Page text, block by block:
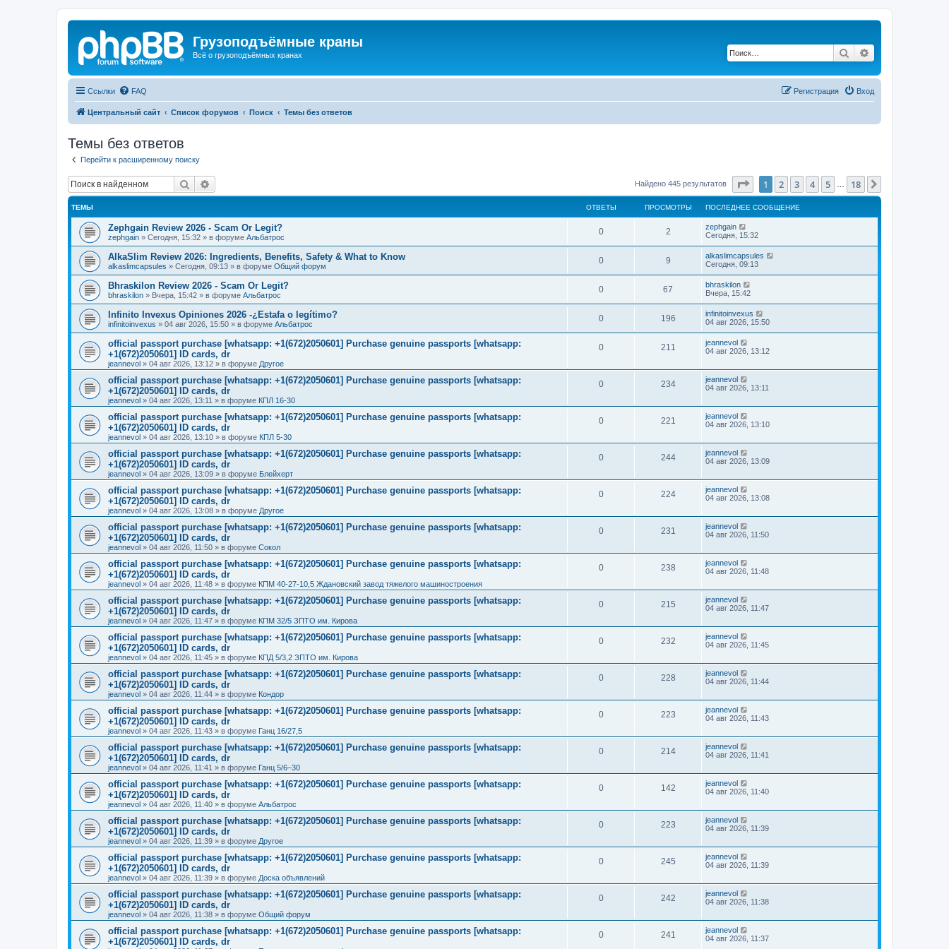
Грузоподъёмные краны
Всё о грузоподъёмных кранах Поиск
Ссылки FAQ Вход
Регистрация
Центральный сайт Список форумов Поиск Темы без ответов
Темы без ответов
Перейти к расширенному поиску
Поиск Найдено 445 результатов Страница1 из 18
1 2 3 4 5 18
ТЕМЫ ОТВЕТЫ ПРОСМОТРЫ ПОСЛЕДНЕЕ СООБЩЕНИЕ
Zephgain Review 2026 - Scam Or Legit?
zephgain » Сегодня, 15:32 » в форуме Альбатрос
0 2
zephgain
Сегодня, 15:32
AlkaSlim Review 2026: Ingredients, Benefits, Safety & What to Know
alkaslimcapsules » Сегодня, 09:13 » в форуме Общий форум
0 9
alkaslimcapsules
Сегодня, 09:13
Bhraskilon Review 2026 - Scam Or Legit?
bhraskilon » Вчера, 15:42 » в форуме Альбатрос
0 67
bhraskilon
Вчера, 15:42
Infinito Invexus Opiniones 2026 -¿Estafa o legítimo?
infinitoinvexus » 04 авг 2026, 15:50 » в форуме Альбатрос
0 196
infinitoinvexus
04 авг 2026, 15:50
official passport purchase [whatsapp: +1(672)2050601] Purchase genuine passports [whatsapp:
+1(672)2050601] ID cards, dr
jeannevol » 04 авг 2026, 13:12 » в форуме Другое
0 211
jeannevol
04 авг 2026, 13:12
official passport purchase [whatsapp: +1(672)2050601] Purchase genuine passports [whatsapp:
+1(672)2050601] ID cards, dr
jeannevol » 04 авг 2026, 13:11 » в форуме КПЛ 16-30
0 234
jeannevol
04 авг 2026, 13:11
official passport purchase [whatsapp: +1(672)2050601] Purchase genuine passports [whatsapp:
+1(672)2050601] ID cards, dr
jeannevol » 04 авг 2026, 13:10 » в форуме КПЛ 5-30
0 221
jeannevol
04 авг 2026, 13:10
official passport purchase [whatsapp: +1(672)2050601] Purchase genuine passports [whatsapp:
+1(672)2050601] ID cards, dr
jeannevol » 04 авг 2026, 13:09 » в форуме Блейхерт
0 244
jeannevol
04 авг 2026, 13:09
official passport purchase [whatsapp: +1(672)2050601] Purchase genuine passports [whatsapp:
+1(672)2050601] ID cards, dr
jeannevol » 04 авг 2026, 13:08 » в форуме Другое
0 224
jeannevol
04 авг 2026, 13:08
official passport purchase [whatsapp: +1(672)2050601] Purchase genuine passports [whatsapp:
+1(672)2050601] ID cards, dr
jeannevol » 04 авг 2026, 11:50 » в форуме Сокол
0 231
jeannevol
04 авг 2026, 11:50
official passport purchase [whatsapp: +1(672)2050601] Purchase genuine passports [whatsapp:
+1(672)2050601] ID cards, dr
jeannevol » 04 авг 2026, 11:48 » в форуме КПМ 40-27-10,5 Ждановский завод тяжелого машиностроения
0 238
jeannevol
04 авг 2026, 11:48
official passport purchase [whatsapp: +1(672)2050601] Purchase genuine passports [whatsapp:
+1(672)2050601] ID cards, dr
jeannevol » 04 авг 2026, 11:47 » в форуме КПМ 32/5 ЗПТО им. Кирова
0 215
jeannevol
04 авг 2026, 11:47
official passport purchase [whatsapp: +1(672)2050601] Purchase genuine passports [whatsapp:
+1(672)2050601] ID cards, dr
jeannevol » 04 авг 2026, 11:45 » в форуме КПД 5/3,2 ЗПТО им. Кирова
0 232
jeannevol
04 авг 2026, 11:45
official passport purchase [whatsapp: +1(672)2050601] Purchase genuine passports [whatsapp:
+1(672)2050601] ID cards, dr
jeannevol » 04 авг 2026, 11:44 » в форуме Кондор
0 228
jeannevol
04 авг 2026, 11:44
official passport purchase [whatsapp: +1(672)2050601] Purchase genuine passports [whatsapp:
+1(672)2050601] ID cards, dr
jeannevol » 04 авг 2026, 11:43 » в форуме Ганц 16/27,5
0 223
jeannevol
04 авг 2026, 11:43
official passport purchase [whatsapp: +1(672)2050601] Purchase genuine passports [whatsapp:
+1(672)2050601] ID cards, dr
jeannevol » 04 авг 2026, 11:41 » в форуме Ганц 5/6–30
0 214
jeannevol
04 авг 2026, 11:41
official passport purchase [whatsapp: +1(672)2050601] Purchase genuine passports [whatsapp:
+1(672)2050601] ID cards, dr
jeannevol » 04 авг 2026, 11:40 » в форуме Альбатрос
0 142
jeannevol
04 авг 2026, 11:40
official passport purchase [whatsapp: +1(672)2050601] Purchase genuine passports [whatsapp:
+1(672)2050601] ID cards, dr
jeannevol » 04 авг 2026, 11:39 » в форуме Другое
0 223
jeannevol
04 авг 2026, 11:39
official passport purchase [whatsapp: +1(672)2050601] Purchase genuine passports [whatsapp:
+1(672)2050601] ID cards, dr
jeannevol » 04 авг 2026, 11:39 » в форуме Доска объявлений
0 245
jeannevol
04 авг 2026, 11:39
official passport purchase [whatsapp: +1(672)2050601] Purchase genuine passports [whatsapp:
+1(672)2050601] ID cards, dr
jeannevol » 04 авг 2026, 11:38 » в форуме Общий форум
0 242
jeannevol
04 авг 2026, 11:38
official passport purchase [whatsapp: +1(672)2050601] Purchase genuine passports [whatsapp:
+1(672)2050601] ID cards, dr
0 241
jeannevol
04 авг 2026, 11:37